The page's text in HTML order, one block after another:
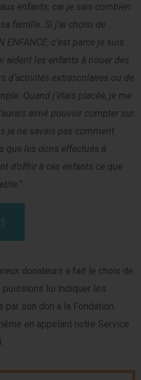
enfants, car je sais combien
famille. Si j’ai choisi de
c’est parce je suis
aident les enfants à nouer des
d’activités extrascolaires ou de
Quand j’étais placée, je me
aimé pouvoir compter sur
je ne savais pas comment
que les dons effectués à
d’offrir à ces enfants ce que
donateurs a fait le choix de
puissions lui indiquer les
son don à la Fondation.
en appelant notre Service